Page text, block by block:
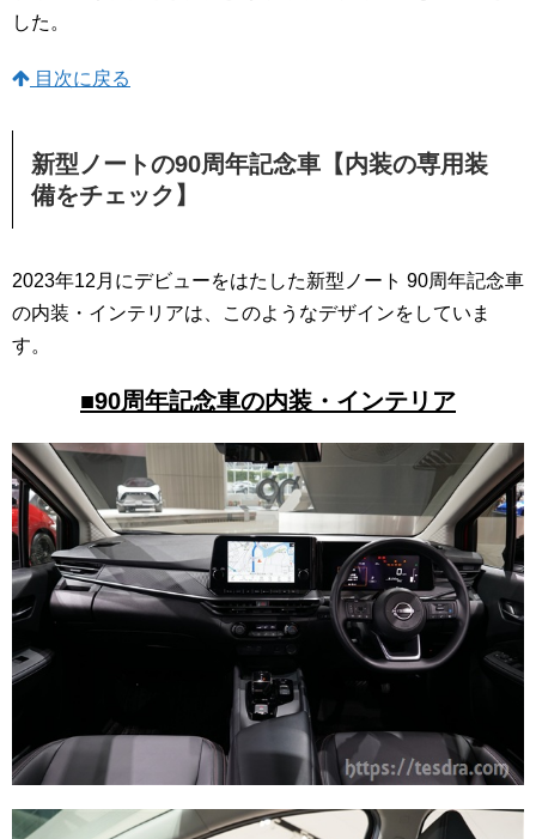
した。
目次に戻る
新型ノートの90周年記念車【内装の専用装
備をチェック】
2023年12月にデビューをはたした新型ノート 90周年記念車
の内装・インテリアは、このようなデザインをしていま
す。
■90周年記念車の内装・インテリア